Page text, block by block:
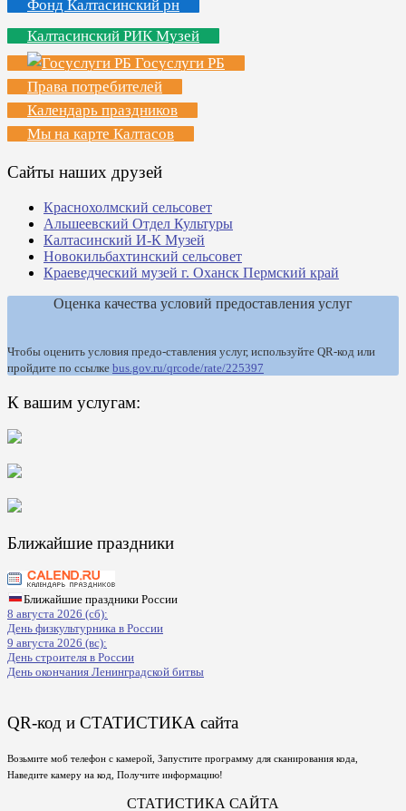
Фонд Калтасинский рн
Калтасинский РИК Музей
Госуслуги РБ
Права потребителей
Календарь праздников
Мы на карте Калтасов
Сайты наших друзей
Краснохолмский сельсовет
Альшеевский Отдел Культуры
Калтасинский И-К Музей
Новокильбахтинский сельсовет
Краеведческий музей г. Оханск Пермский край
Оценка качества условий предоставления услуг
Чтобы оценить условия предо-ставления услуг, используйте QR-код или
пройдите по ссылке bus.gov.ru/qrcode/rate/225397
К вашим услугам:
Ближайшие праздники
Ближайшие праздники России
8 августа 2026 (сб):
День физкультурника в России
9 августа 2026 (вс):
День строителя в России
День окончания Ленинградской битвы
QR-код и СТАТИСТИКА сайта
Возьмите моб телефон с камерой, Запустите программу для сканирования кода,
Наведите камеру на код, Получите информацию!
СТАТИСТИКА САЙТА